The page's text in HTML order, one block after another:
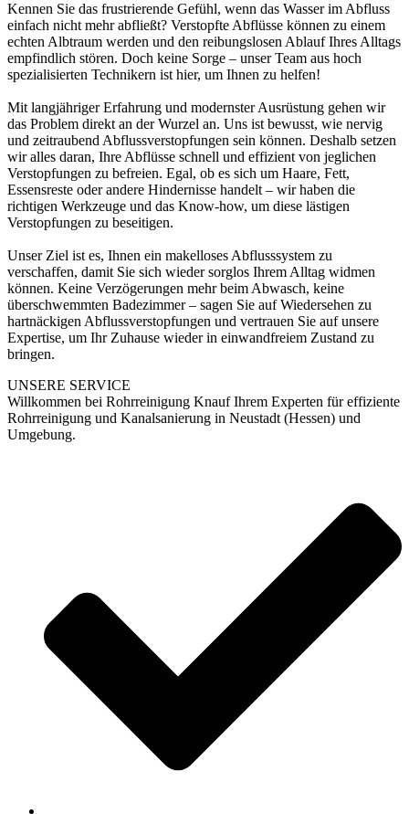
Kennen Sie das frustrierende Gefühl, wenn das Wasser im Abfluss
einfach nicht mehr abfließt? Verstopfte Abflüsse können zu einem
echten Albtraum werden und den reibungslosen Ablauf Ihres Alltags
empfindlich stören. Doch keine Sorge – unser Team aus hoch
spezialisierten Technikern ist hier, um Ihnen zu helfen!
Mit langjähriger Erfahrung und modernster Ausrüstung gehen wir
das Problem direkt an der Wurzel an. Uns ist bewusst, wie nervig
und zeitraubend Abflussverstopfungen sein können. Deshalb setzen
wir alles daran, Ihre Abflüsse schnell und effizient von jeglichen
Verstopfungen zu befreien. Egal, ob es sich um Haare, Fett,
Essensreste oder andere Hindernisse handelt – wir haben die
richtigen Werkzeuge und das Know-how, um diese lästigen
Verstopfungen zu beseitigen.
Unser Ziel ist es, Ihnen ein makelloses Abflusssystem zu
verschaffen, damit Sie sich wieder sorglos Ihrem Alltag widmen
können. Keine Verzögerungen mehr beim Abwasch, keine
überschwemmten Badezimmer – sagen Sie auf Wiedersehen zu
hartnäckigen Abflussverstopfungen und vertrauen Sie auf unsere
Expertise, um Ihr Zuhause wieder in einwandfreiem Zustand zu
bringen.
UNSERE SERVICE
Willkommen bei Rohrreinigung Knauf Ihrem Experten für effiziente
Rohrreinigung und Kanalsanierung in Neustadt (Hessen) und
Umgebung.